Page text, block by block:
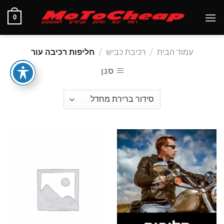
0
עמוד הבית / רכיבת כביש / חליפות רכיבה עור
סנן